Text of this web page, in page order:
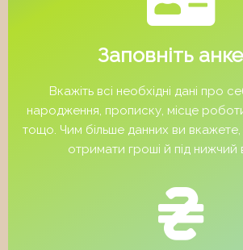
Заповніть
Вкажіть всі необхідні дані про
народження, прописку, місце
тощо. Чим більше данних ви
отримати гроші й під нижчий